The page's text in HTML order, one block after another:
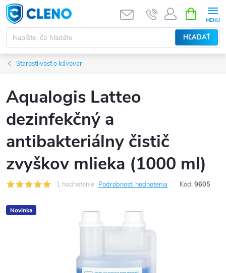
Prejsť
na
obsah
HĽADAŤ
KOŠÍK
Starostlivosť o kávovar
Aqualogis Latteo
dezinfekčný a
antibakteriálny čistič
zvyškov mlieka (1000 ml)
1 hodnotenie Podrobnosti hodnotenia Kód: 9605
Novinka